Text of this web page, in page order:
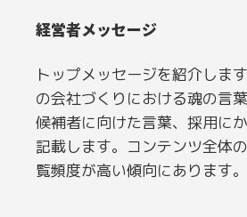
経営者メッセージ
トップメッセージを紹介しま
の会社づくりにおける魂の言
候補者に向けた言葉、採用に
記載します。コンテンツ全体
覧頻度が高い傾向にあります。